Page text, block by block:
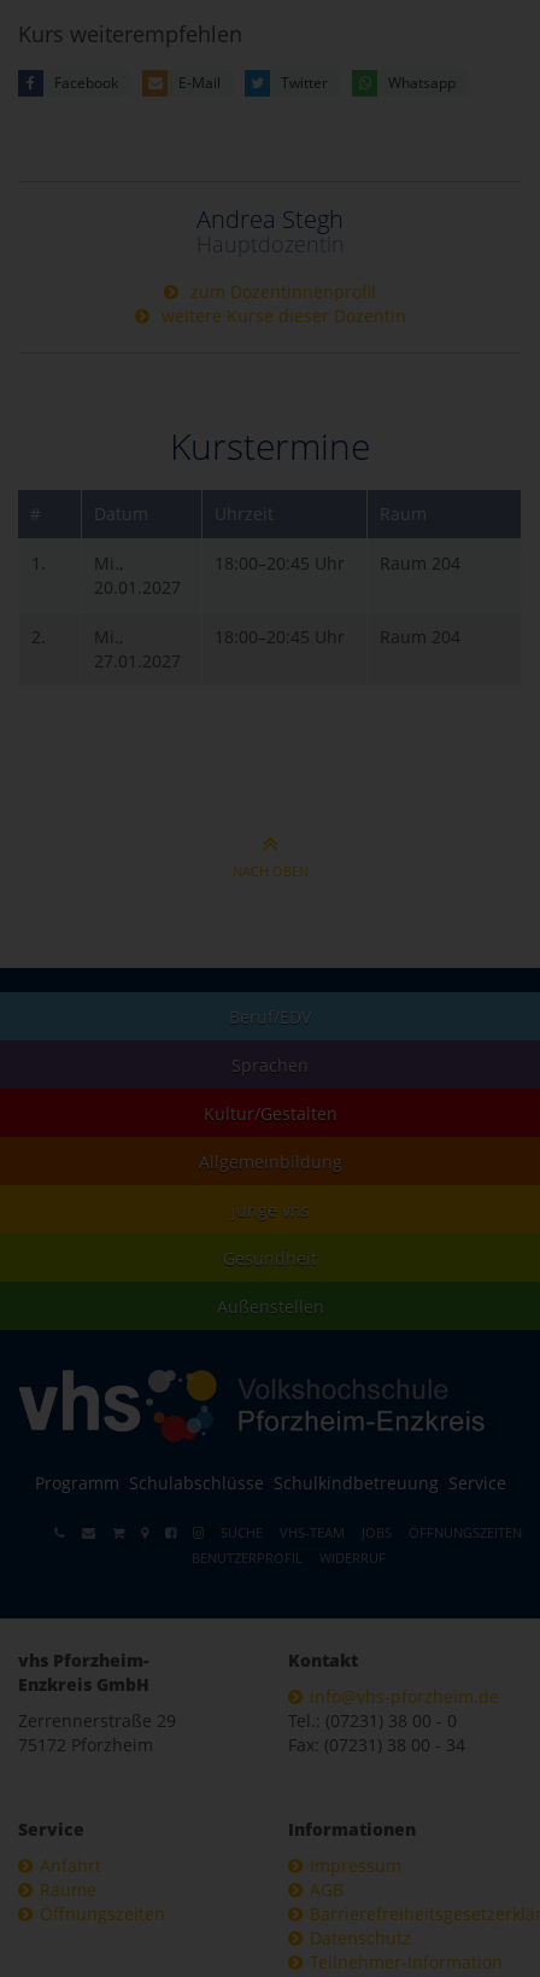
Kurs weiterempfehlen
Facebook E-Mail Twitter Whatsapp
Andrea Stegh
Hauptdozentin
zum Dozentinnenprofil
weitere Kurse dieser Dozentin
Kurstermine
# Datum Uhrzeit Raum
1.
Mi.,
20.01.2027
18:00–20:45 Uhr Raum 204
2.
Mi.,
27.01.2027
18:00–20:45 Uhr Raum 204
NACH OBEN
Beruf/EDV
Sprachen
Kultur/Gestalten
Allgemeinbildung
junge vhs
Gesundheit
Außenstellen
Programm Schulabschlüsse Schulkindbetreuung Service
SUCHE VHS-TEAM JOBS
ÖFFNUNGSZEITEN
BENUTZERPROFIL
WIDERRUF
vhs Pforzheim-
Enzkreis GmbH
Zerrennerstraße 29
75172 Pforzheim
Kontakt
info@vhs-pforzheim.de
Tel.: (07231) 38 00 - 0
Fax: (07231) 38 00 - 34
Service
Anfahrt
Räume
Öffnungszeiten
Informationen
Impressum
AGB
Datenschutz
Teilnehmer-Information